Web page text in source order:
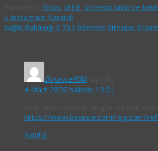
foton IEEE ücretsiz bilim ve
« Instagram Karardı
Sağlık Bakanlığı 3.732 İnternet Sitesine
Binance代码
4 Mart 2026 halinde 19:01
https://www.binance.com/
Yanıtla